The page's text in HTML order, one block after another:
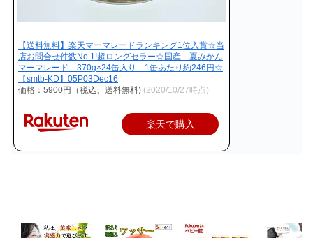
【送料無料】楽天マーマレードランキング1位入賞☆当
店お問合せ件数No.1!超ロングセラー☆国産 夏みかん
マーマレード 370g×24缶入り 1缶あたり約246円☆
【smtb-KD】05P03Dec16
価格：5900円（税込、送料無料) (2020/10/27時点)
楽天で購入